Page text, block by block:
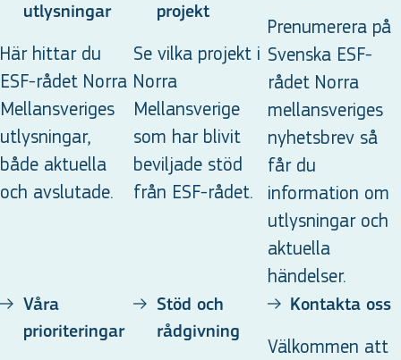
utlysningar
Här hittar du
ESF-rådet Norra
Mellansveriges
utlysningar,
både aktuella
och avslutade.
projekt
Se vilka projekt i
Norra
Mellansverige
som har blivit
beviljade stöd
från ESF-rådet.
Prenumerera på
Svenska ESF-
rådet Norra
mellansveriges
nyhetsbrev så
får du
information om
utlysningar och
aktuella
händelser.
Våra
prioriteringar
Stöd och
rådgivning
Kontakta oss
Välkommen att